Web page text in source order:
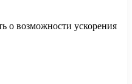
о возможности ускорения